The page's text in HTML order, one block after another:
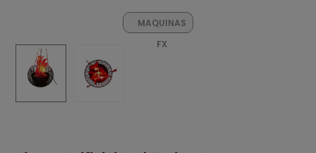
MAQUINAS
FX